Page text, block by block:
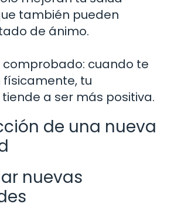
también pueden
de ánimo.
comprobado: cuando te
físicamente, tu
a ser más positiva.
de una nueva
nuevas